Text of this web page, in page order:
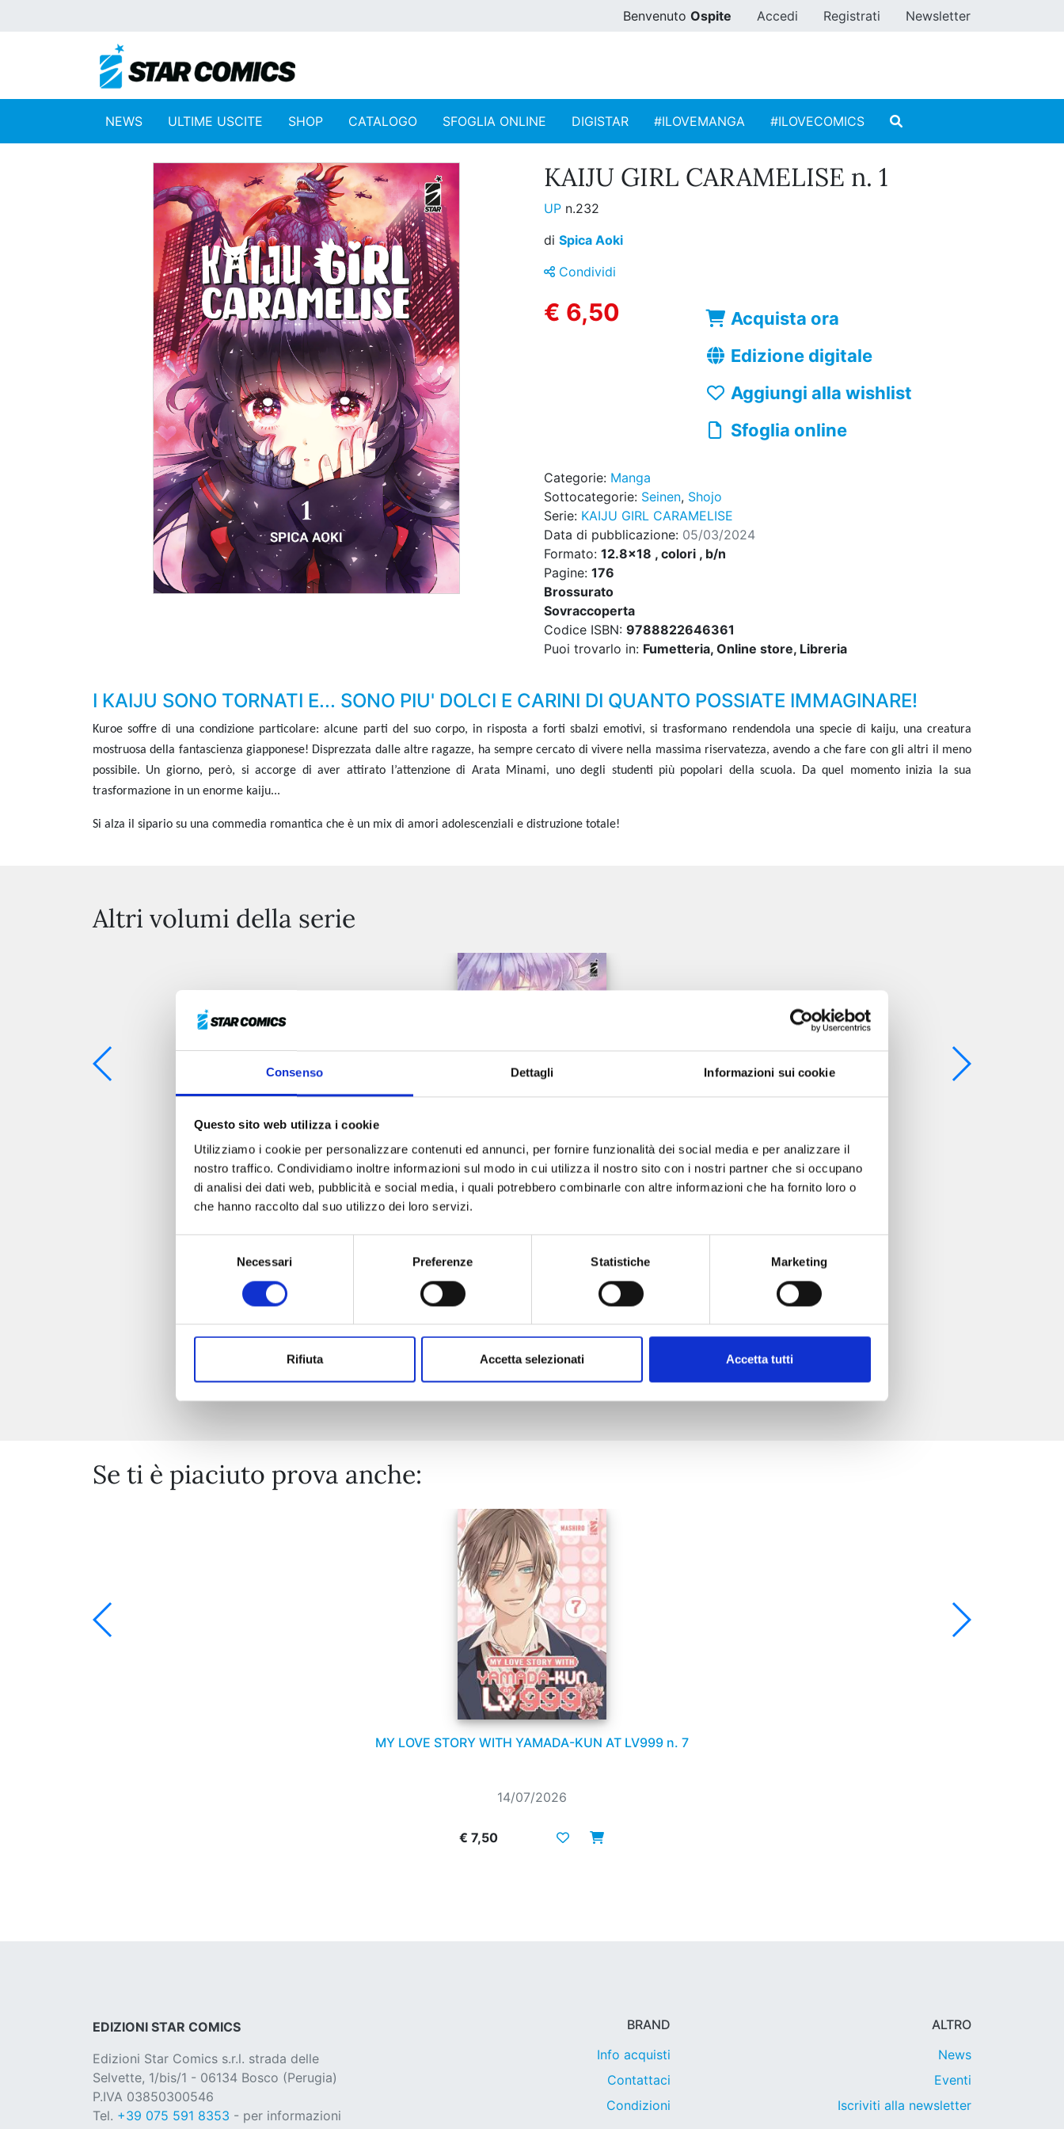
Consenso Dettagli Informazioni sui cookie
Questo sito web utilizza i cookie
Utilizziamo i cookie per personalizzare contenuti ed annunci, per fornire funzionalità dei social media e per analizzare il
nostro traffico. Condividiamo inoltre informazioni sul modo in cui utilizza il nostro sito con i nostri partner che si occupano
di analisi dei dati web, pubblicità e social media, i quali potrebbero combinarle con altre informazioni che ha fornito loro o
che hanno raccolto dal suo utilizzo dei loro servizi.
Necessari Preferenze Statistiche Marketing
Rifiuta Accetta selezionati Accetta tutti
Benvenuto Ospite Accedi Registrati Newsletter
NEWS ULTIME USCITE SHOP CATALOGO SFOGLIA ONLINE DIGISTAR #ILOVEMANGA #ILOVECOMICS
KAIJU GIRL CARAMELISE n. 1
UP n.232
di Spica Aoki
Condividi
€ 6,50
Acquista ora
Edizione digitale
Aggiungi alla wishlist
Sfoglia online
Categorie: Manga
Sottocategorie: Seinen, Shojo
Serie: KAIJU GIRL CARAMELISE
Data di pubblicazione: 05/03/2024
Formato: 12.8x18 , colori , b/n
Pagine: 176
Brossurato
Sovraccoperta
Codice ISBN: 9788822646361
Puoi trovarlo in: Fumetteria, Online store, Libreria
I KAIJU SONO TORNATI E... SONO PIU' DOLCI E CARINI DI QUANTO POSSIATE IMMAGINARE!
Kuroe soffre di una condizione particolare: alcune parti del suo corpo, in risposta a forti sbalzi emotivi, si trasformano rendendola una specie di kaiju, una creatura
mostruosa della fantascienza giapponese! Disprezzata dalle altre ragazze, ha sempre cercato di vivere nella massima riservatezza, avendo a che fare con gli altri il meno
possibile. Un giorno, però, si accorge di aver attirato l’attenzione di Arata Minami, uno degli studenti più popolari della scuola. Da quel momento inizia la sua
trasformazione in un enorme kaiju...
Si alza il sipario su una commedia romantica che è un mix di amori adolescenziali e distruzione totale!
Altri volumi della serie
KAIJU GIRL CARAMELISE n. 8
€ 6,50
Se ti è piaciuto prova anche:
MY LOVE STORY WITH YAMADA-KUN AT LV999 n. 7
14/07/2026
€ 7,50
EDIZIONI STAR COMICS
Edizioni Star Comics s.r.l. strada delle
Selvette, 1/bis/1 - 06134 Bosco (Perugia)
P.IVA 03850300546
Tel. +39 075 591 8353 - per informazioni
BRAND
Info acquisti
Contattaci
Condizioni
ALTRO
News
Eventi
Iscriviti alla newsletter